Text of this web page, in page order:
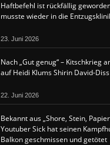
Haftbefehl ist rückfällig
musste wieder in die
23. Juni 2026
Nach „Gut genug“ – Kitschkrieg
auf Heidi Klums Shirin David-Diss
22. Juni 2026
Bekannt aus „Shore, Stein,
Youtuber Sick hat seinen
Balkon geschmissen und getötet